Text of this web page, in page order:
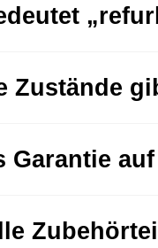
Zustände
Garantie